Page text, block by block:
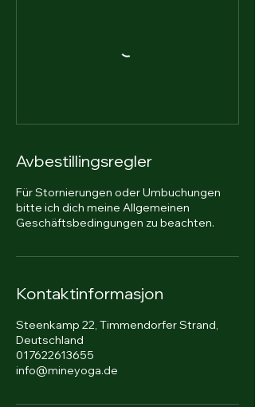
Avbestillingsregler
Für Stornierungen oder Umbuchungen
bitte ich dich meine Allgemeinen
Geschäftsbedingungen zu beachten.
Kontaktinformasjon
Steenkamp 22, Timmendorfer Strand,
Deutschland
017622613655
info@mineyoga.de